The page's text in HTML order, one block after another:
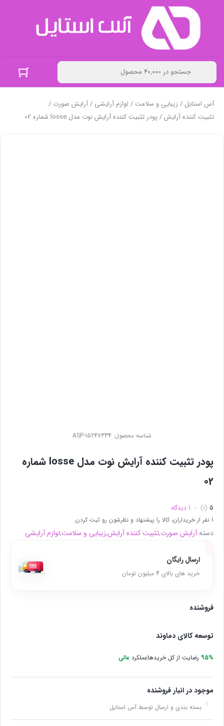
آس استایل / زیبایی و سلامت / لوازم آرایشی /آرایش صورت /
تثبیت کننده آرایش/ پودر تثبیت کننده آرایش نوت مدل losse شماره 02
شناسه محصول: ASP-15247334
پودر تثبیت کننده آرایش نوت مدل losse شماره
02
5
(1)
1 دیدگاه
1 نفر از خریداران، کالا را پیشنهاد و نظرشون رو ثبت کردن.
دسته:آرایش صورت,تثبیت کننده آرایش,زیبایی و سلامت,لوازم آرایشی
ارسال رایگان
خرید های بالای 4 میلیون تومان
فروشنده
توسعه کالای دماوند
95% رضایت از کل خریدهاعملکرد عالی
موجود در انبار فروشنده
بسته بندی و ارسال توسط آس استایل